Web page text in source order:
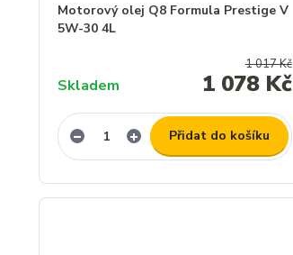
Motorový olej Q8 Formula Prestige V
5W-30 4L
1 017 Kč
1 078 Kč
Skladem
Přidat do košíku